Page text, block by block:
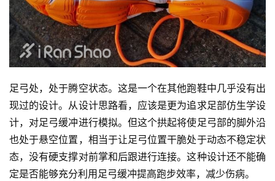
足弓处，处于腾空状态。这是一个在其他跑鞋中几乎没有出
现过的设计。从设计思路看，应该是更为追求足部仿生学设
计，对足弓缓冲进行模拟。但这个拱起将使足弓部的脚外沿
也处于悬空位置，相当于让足弓位置干脆处于动态不稳定状
态，没有硬支撑对前掌和后跟进行连接。这种设计还不能确
定是否能够充分利用足弓缓冲提高跑步效率，减少伤病。